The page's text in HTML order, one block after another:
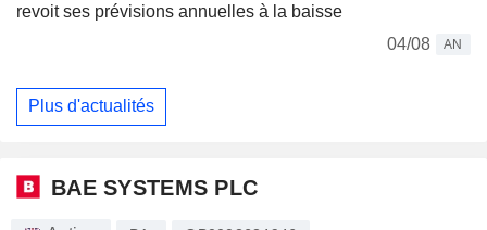
revoit ses prévisions annuelles à la baisse
04/08
AN
Plus d'actualités
BAE SYSTEMS PLC